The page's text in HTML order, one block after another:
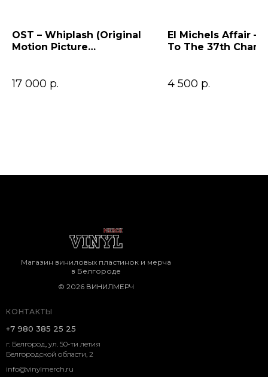
OST – Whiplash (Original
Motion Picture
17 000 р.
El Michels Affair –
To The 37th
4 500 р.
КОНТАКТЫ
г. Белгород, ул. 50-ти летия
Белгородской области, 2
+7 980 385 25 25
Магазин виниловых пластинок и мерча
в Белгороде
© 2026 ВИНИЛМЕРЧ
info@vinylmerch.ru